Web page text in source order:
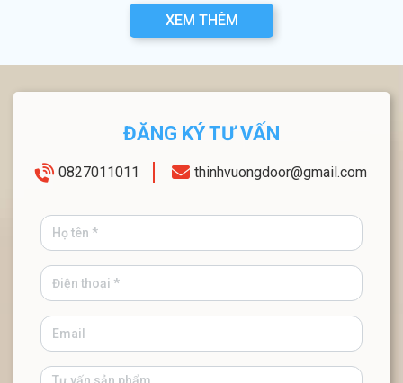
XEM THÊM
ĐĂNG KÝ TƯ VẤN
0827011011 thinhvuongdoor@gmail.com